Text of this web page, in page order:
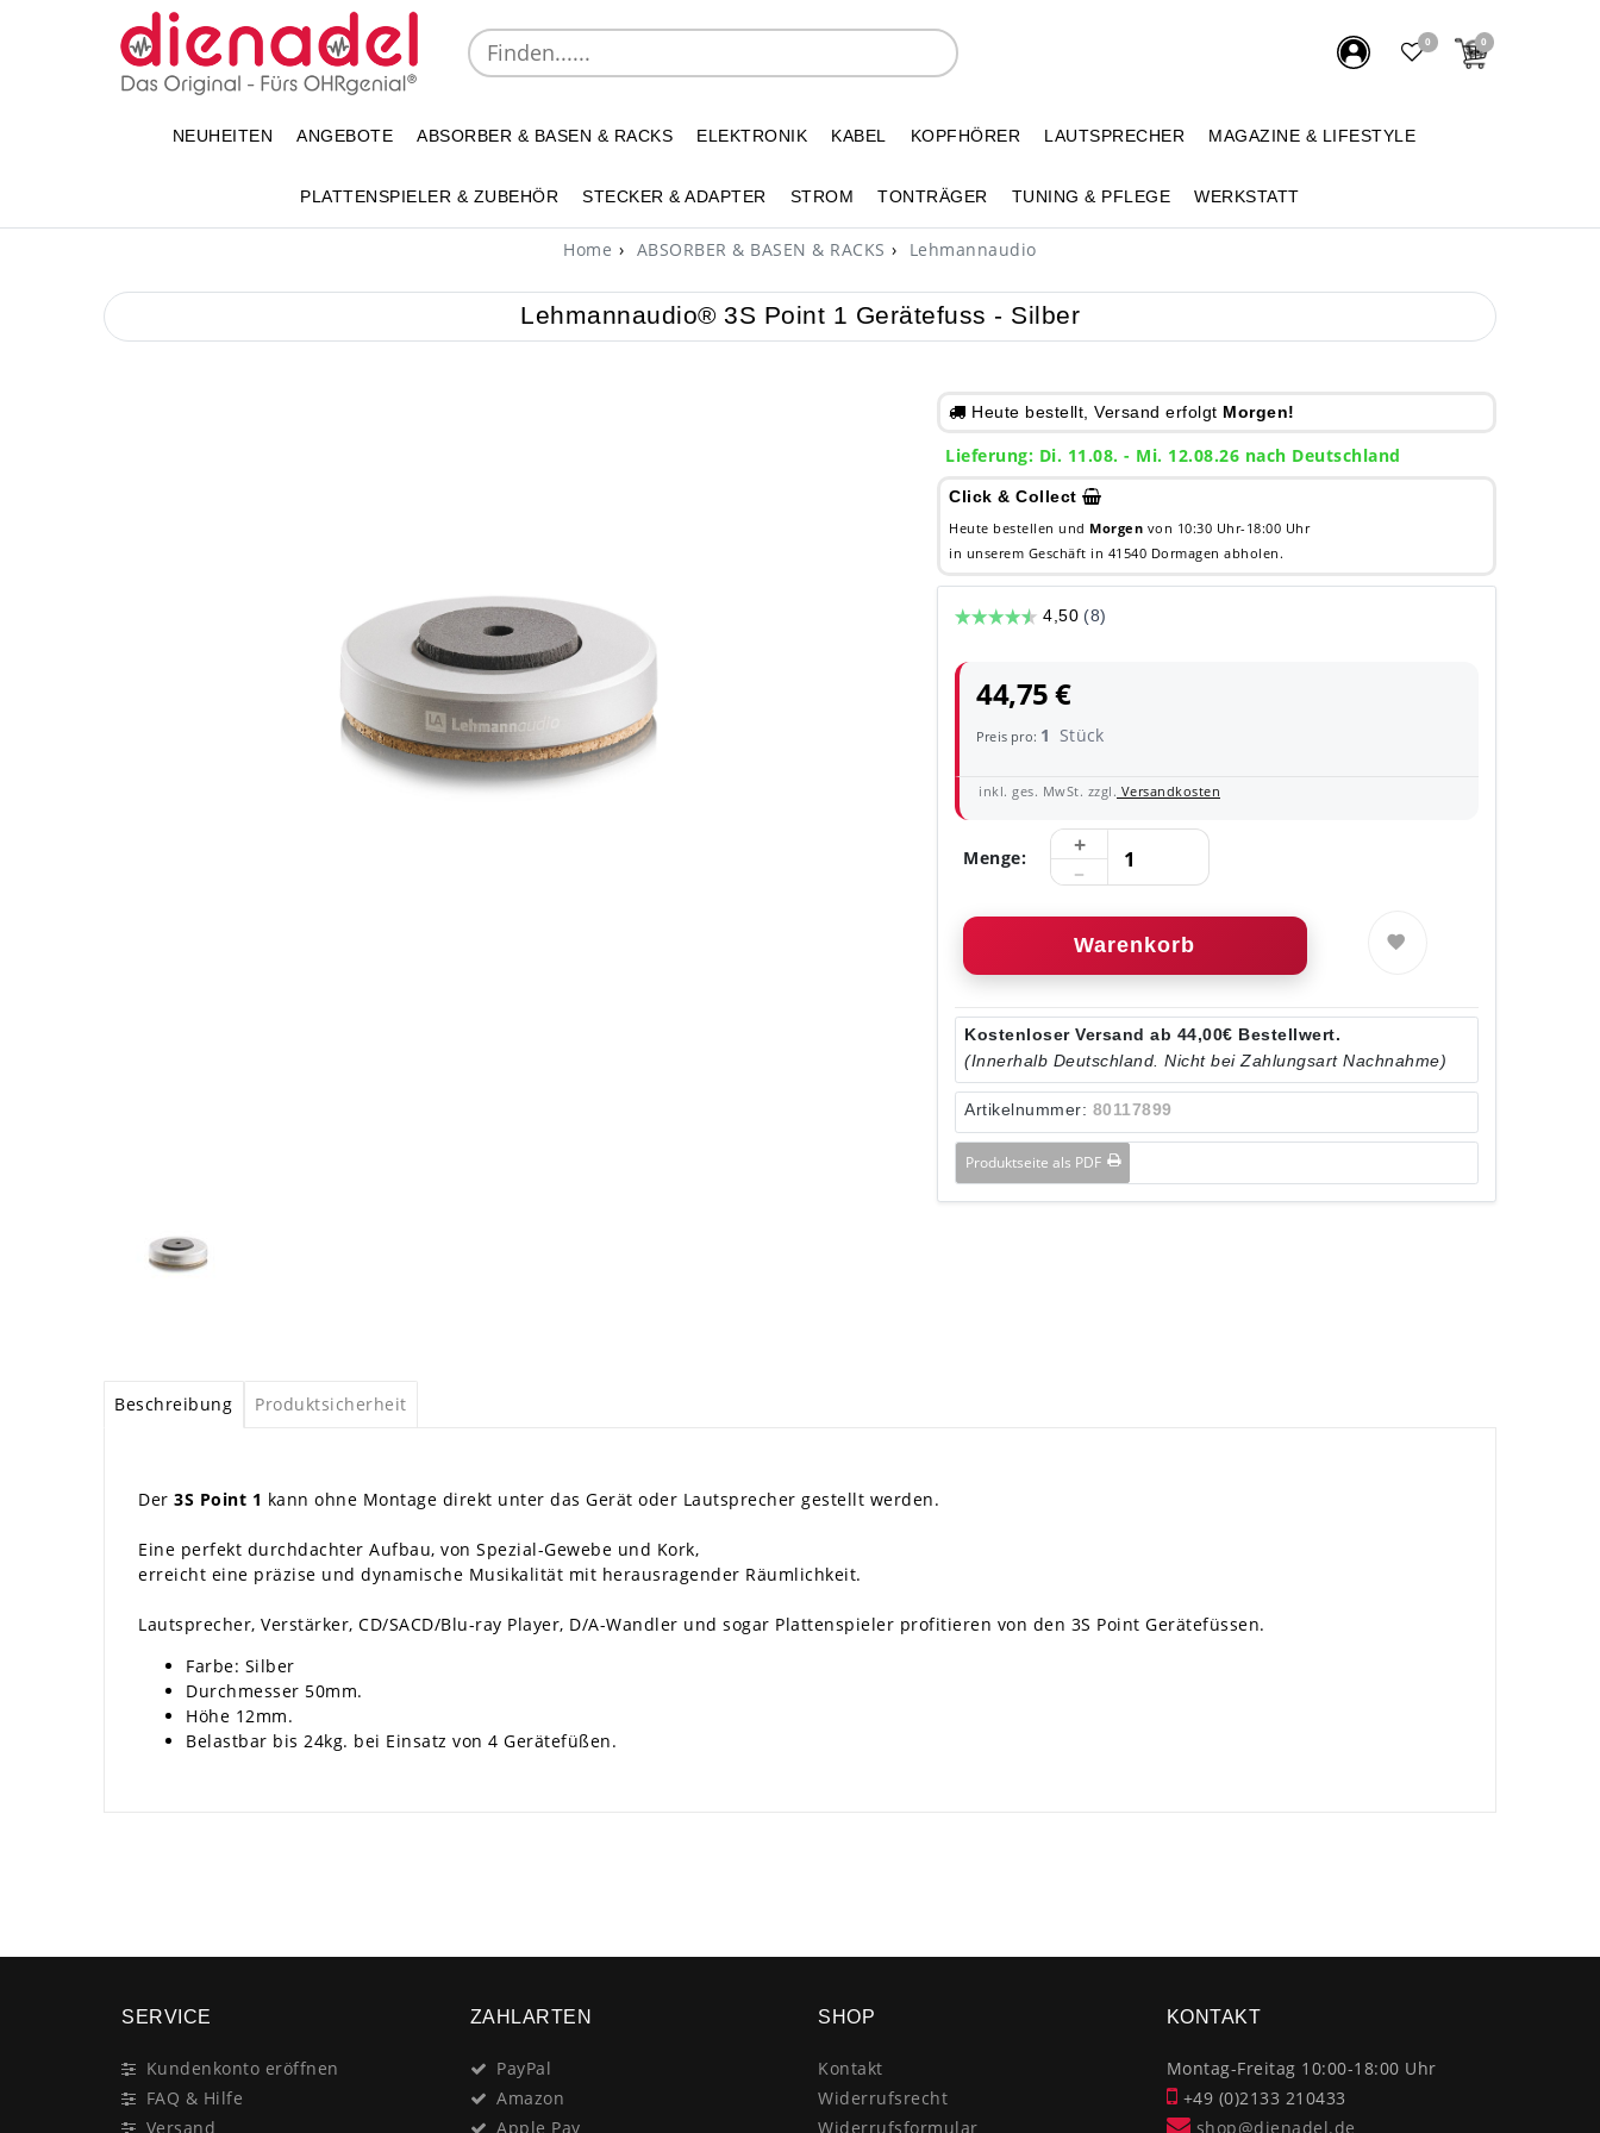
0 0
NEUHEITEN ANGEBOTE ABSORBER & BASEN & RACKS ELEKTRONIK KABEL KOPFHÖRER LAUTSPRECHER MAGAZINE & LIFESTYLE
PLATTENSPIELER & ZUBEHÖR STECKER & ADAPTER STROM TONTRÄGER TUNING & PFLEGE WERKSTATT
Home ABSORBER & BASEN & RACKS Lehmannaudio
Lehmannaudio® 3S Point 1 Gerätefuss - Silber
Heute bestellt, Versand erfolgt Morgen!
Lieferung: Di. 11.08. - Mi. 12.08.26 nach Deutschland
Click & Collect
Heute bestellen und Morgen von 10:30 Uhr-18:00 Uhr
in unserem Geschäft in 41540 Dormagen abholen.
44,75 €
Preis pro: 1 Stück
inkl. ges. MwSt. zzgl. Versandkosten
Menge:
Warenkorb
Kostenloser Versand ab 44,00€ Bestellwert.
(Innerhalb Deutschland. Nicht bei Zahlungsart Nachnahme)
Artikelnummer: 80117899
Produktseite als PDF
Beschreibung Produktsicherheit
Der 3S Point 1 kann ohne Montage direkt unter das Gerät oder Lautsprecher gestellt werden.
Eine perfekt durchdachter Aufbau, von Spezial-Gewebe und Kork,
erreicht eine präzise und dynamische Musikalität mit herausragender Räumlichkeit.
Lautsprecher, Verstärker, CD/SACD/Blu-ray Player, D/A-Wandler und sogar Plattenspieler profitieren von den 3S Point Gerätefüssen.
Farbe: Silber
Durchmesser 50mm.
Höhe 12mm.
Belastbar bis 24kg. bei Einsatz von 4 Gerätefüßen.
SERVICE
Kundenkonto eröffnen
FAQ & Hilfe
Versand
ZAHLARTEN
PayPal
Amazon
Apple Pay
SHOP
Kontakt
Widerrufsrecht
Widerrufsformular
KONTAKT
Montag-Freitag 10:00-18:00 Uhr
+49 (0)2133 210433
shop@dienadel.de